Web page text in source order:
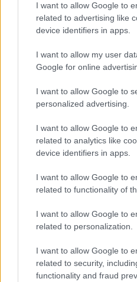
I want to allow Google to
related to advertising like
device identifiers in apps.
I want to allow my user
Google for online
I want to allow Google to
personalized advertising.
I want to allow Google to
related to analytics like
device identifiers in apps.
I want to allow Google to
related to functionality of
I want to allow Google to
related to personalization.
I want to allow Google to
related to security,
functionality and fraud
Jurancsik Eszter•2022. január 01.
Heidi Parviainenmég 2020
elkezdte írni csapatának, a